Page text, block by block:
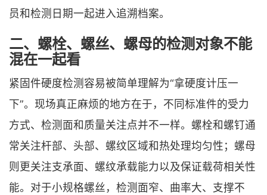
员和检测日期一起进入追溯档案。
二、螺栓、螺丝、螺母的检测对象不能
混在一起看
紧固件硬度检测容易被简单理解为“拿硬度计压一
下”。现场真正麻烦的地方在于，不同标准件的受力
方式、检测面和质量关注点并不一样。螺栓和螺钉通
常关注杆部、头部、螺纹区域和热处理均匀性；螺母
则更关注支承面、螺纹承载能力以及保证载荷相关性
能。对于小规格螺丝，检测面窄、曲率大、支撑不